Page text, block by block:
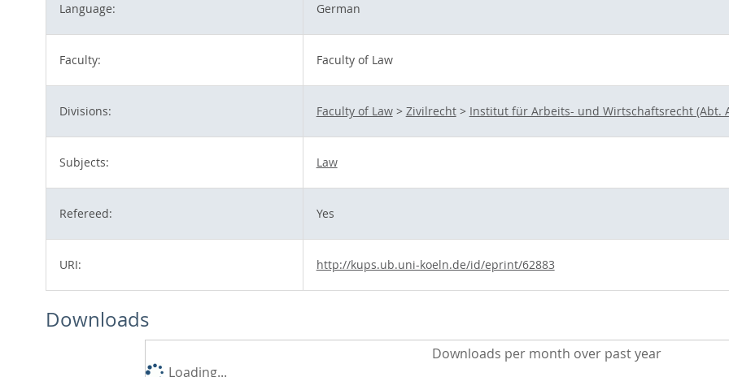
Language: German
Faculty: Faculty of Law
Divisions: Faculty of Law> Zivilrecht> Institut für Arbeits- und Wirtschaftsrecht (Abt.
Subjects: Law
Refereed: Yes
URI: http://kups.ub.uni-koeln.de/id/eprint/62883
Downloads
Downloads per month over past year
Loading...